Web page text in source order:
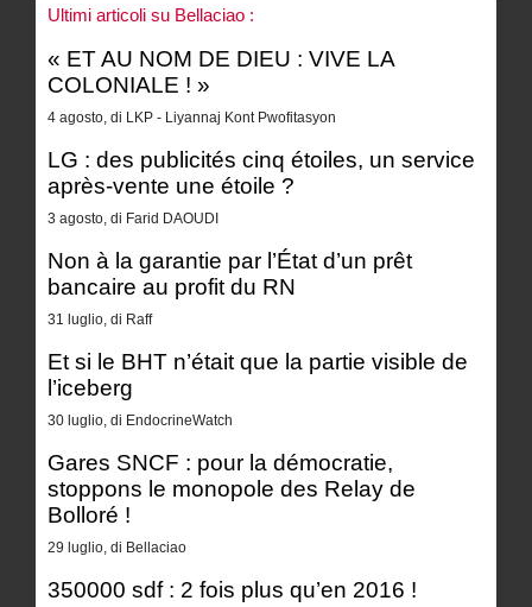
Ultimi articoli su Bellaciao :
« ET AU NOM DE DIEU : VIVE LA
COLONIALE ! »
4 agosto, di LKP - Liyannaj Kont Pwofitasyon
LG : des publicités cinq étoiles, un service
après-vente une étoile ?
3 agosto, di Farid DAOUDI
Non à la garantie par l’État d’un prêt
bancaire au profit du RN
31 luglio, di Raff
Et si le BHT n’était que la partie visible de
l’iceberg
30 luglio, di EndocrineWatch
Gares SNCF : pour la démocratie,
stoppons le monopole des Relay de
Bolloré !
29 luglio, di Bellaciao
350000 sdf : 2 fois plus qu’en 2016 !